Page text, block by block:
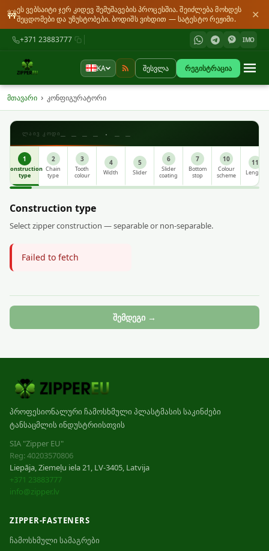
🚧ეს ვებსაიტი ჯერ კიდევ შემუშავების პროცესშია. შეიძლება მოხდეს
შეცდომები და უზუსტობები. ბოდიშს ვიხდით — სატესტო რეჟიმი.
✕
+371 23883777 IMO
KA შესვლა რეგისტრაცია
მთავარი › კონფიგურატორი
ᲚᲐᲘᲕ ᲙᲝᲓᲘ _ _ _ _ . _ _
1
Construction
type
2
Chain
type
3
Tooth
colour
4
Width
5
Slider
6
Slider
coating
7
Bottom
stop
10
Colour
scheme
11
Length
Construction type
Select zipper construction — separable or non-separable.
Failed to fetch
შემდეგი →
პროფესიონალური ჩამოსხმული პლასტმასის საკინძები
ტანსაცმლის ინდუსტრიისთვის
SIA "Zipper EU"
Reg: 40203570806
Liepāja, Ziemeļu iela 21, LV-3405, Latvija
+371 23883777
info@zipper.lv
ZIPPER-FASTENERS
ჩამოსხმული სამაგრები